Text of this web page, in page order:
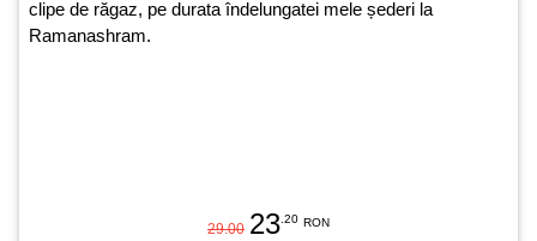
clipe de răgaz, pe durata îndelungatei mele șederi la
Ramanashram.
29.00 23 .20 RON